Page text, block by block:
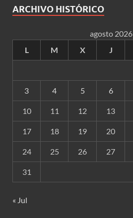
ARCHIVO HISTÓRICO
agosto 2026
L
M X J
3 4 5 6
10 11 12 13
17 18 19 20
24 25 26 27
31
« Jul